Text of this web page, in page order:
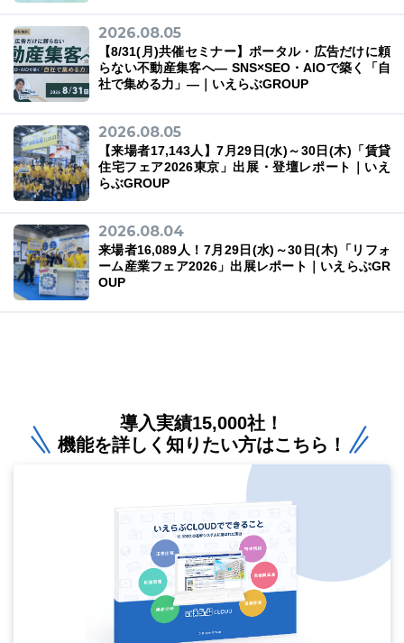
2026.08.05
【8/31(月)共催セミナー】ポータル・広告だけに頼
らない不動産集客へ― SNS×SEO・AIOで築く「自
社で集める力」―｜いえらぶGROUP
2026.08.05
【来場者17,143人】7月29日(水)～30日(木)「賃貸
住宅フェア2026東京」出展・登壇レポート｜いえ
らぶGROUP
2026.08.04
来場者16,089人！7月29日(水)～30日(木)「リフォ
ーム産業フェア2026」出展レポート｜いえらぶGR
OUP
導入実績15,000社！
機能を詳しく知りたい方はこちら！